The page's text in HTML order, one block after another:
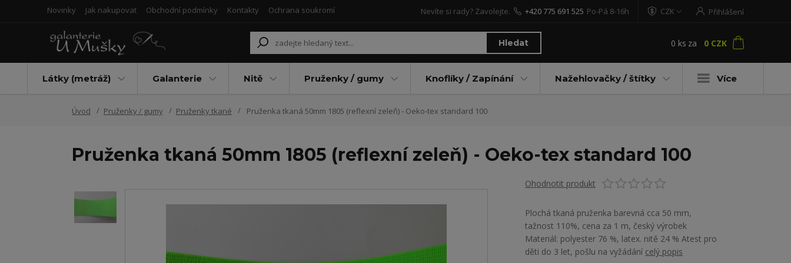
Novinky Jak nakupovat Obchodní podmínky Kontakty Ochrana soukromí CZK Přihlášení
Hledat
Nevíte si rady? Zavolejte. +420 775 691 525 Po-Pá 8-16h
0 ks za 0 CZK
Látky (metráž) Galanterie Nitě Pruženky / gumy Knoflíky / Zapínání Nažehlovačky / štítky Více
Úvod Pruženky / gumy Pruženky tkané Pruženka tkaná 50mm 1805 (reflexní zeleň) - Oeko-tex standard 100
Pruženka tkaná 50mm 1805 (reflexní zeleň) - Oeko-tex standard 100
Ohodnotit produkt
Plochá tkaná pruženka barevná cca 50 mm,
tažnost 110%, cena za 1 m, český výrobek
Materiál: polyester 76 %, latex. nitě 24 % Atest pro
děti do 3 let, pošlu na vyžádání celý popis